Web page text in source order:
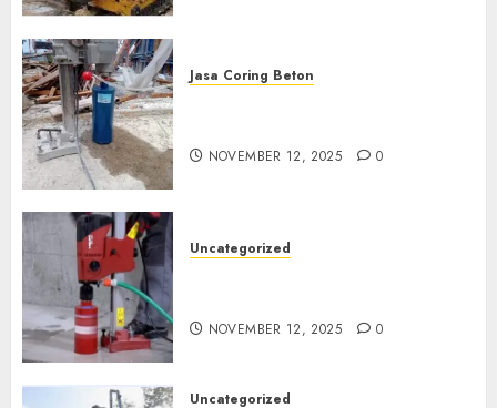
Jasa Coring Beton
NOVEMBER 12, 2025 0
Uncategorized
NOVEMBER 12, 2025 0
Uncategorized